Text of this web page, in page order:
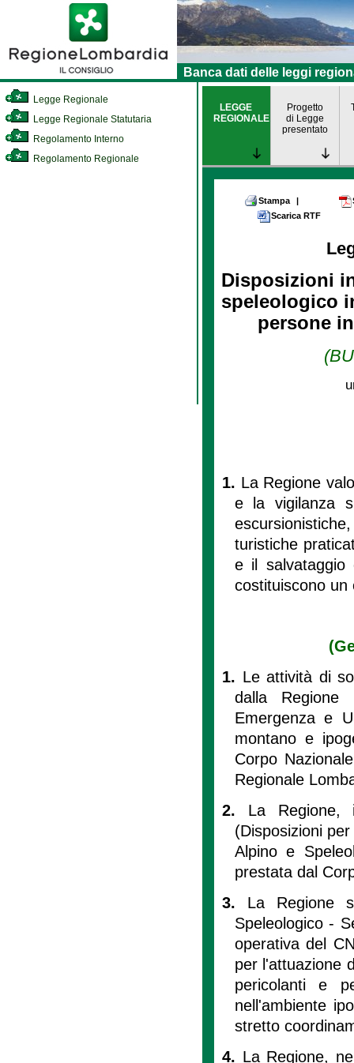
Banca dati delle leggi
Legge Regionale
Legge Regionale Statutaria
Regolamento Interno
Regolamento Regionale
LEGGE
REGIONALE
Progetto
di Legge
presentato
Stampa |
Scarica RTF
Disposizioni
speleologico
persone
1. La Regione
e la vigilanza
turistiche
e il salvataggio
costituiscono un
1. Le attività di
dalla Regione
Emergenza e
montano e
Corpo
Regionale
2. La
(Disposizioni
Alpino e
prestata dal
3. La Regione
Speleologico -
operativa del
per l'attuazione
pericolanti e
nell'ambiente
stretto
4. La Regione,